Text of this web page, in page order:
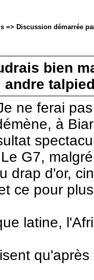
=> Discussion démarrée
bien
andre talpied
ferai pas
à
malgré
drap d'or,
ce pour
latine,